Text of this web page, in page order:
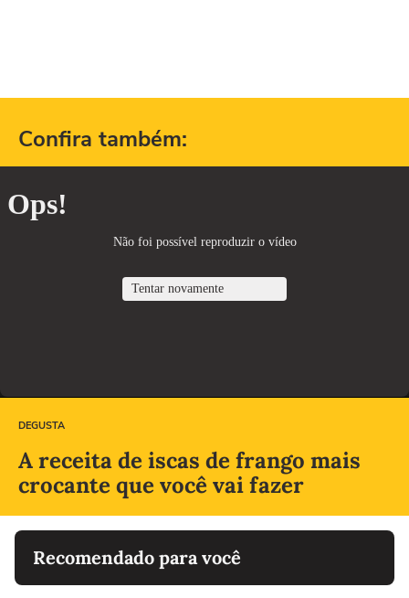
Confira também:
DEGUSTA
A receita de iscas de frango mais
crocante que você vai fazer
Recomendado para você